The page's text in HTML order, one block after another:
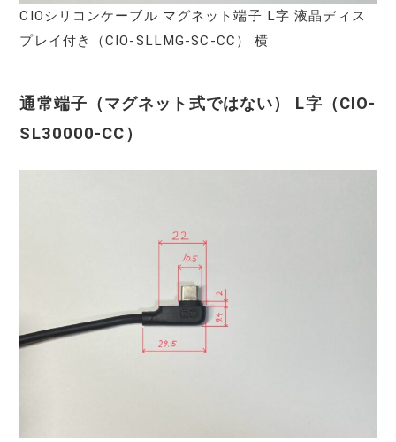
CIOシリコンケーブル マグネット端子 L字 液晶ディス
プレイ付き（CIO-SLLMG-SC-CC） 横
通常端子（マグネット式ではない） L字（CIO-
SL30000-CC）